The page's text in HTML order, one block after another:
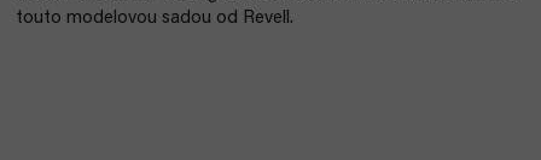
touto modelovou sadou od Revell.